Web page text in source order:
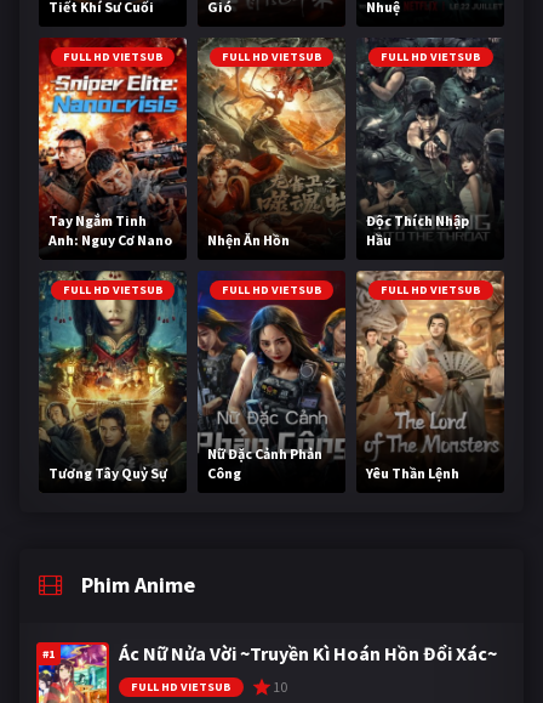
Tiết Khí Sư Cuối
Cùng
Gió
Nhuệ
FULL HD VIETSUB
Tay Ngắm Tinh
Anh: Nguy Cơ Nano
FULL HD VIETSUB
Nhện Ăn Hồn
FULL HD VIETSUB
Độc Thích Nhập
Hầu
FULL HD VIETSUB
Tương Tây Quỷ Sự
FULL HD VIETSUB
Nữ Đặc Cảnh Phản
Công
FULL HD VIETSUB
Yêu Thần Lệnh
Phim Anime
#1 Ác Nữ Nửa Vời ~Truyền Kì Hoán Hồn Đổi Xác~
FULL HD VIETSUB 10